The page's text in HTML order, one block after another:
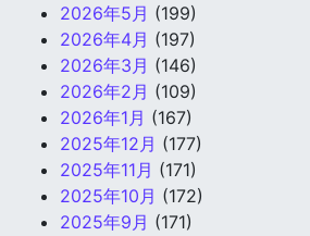
2026年5月 (199)
2026年4月 (197)
2026年3月 (146)
2026年2月 (109)
2026年1月 (167)
2025年12月 (177)
2025年11月 (171)
2025年10月 (172)
2025年9月 (171)